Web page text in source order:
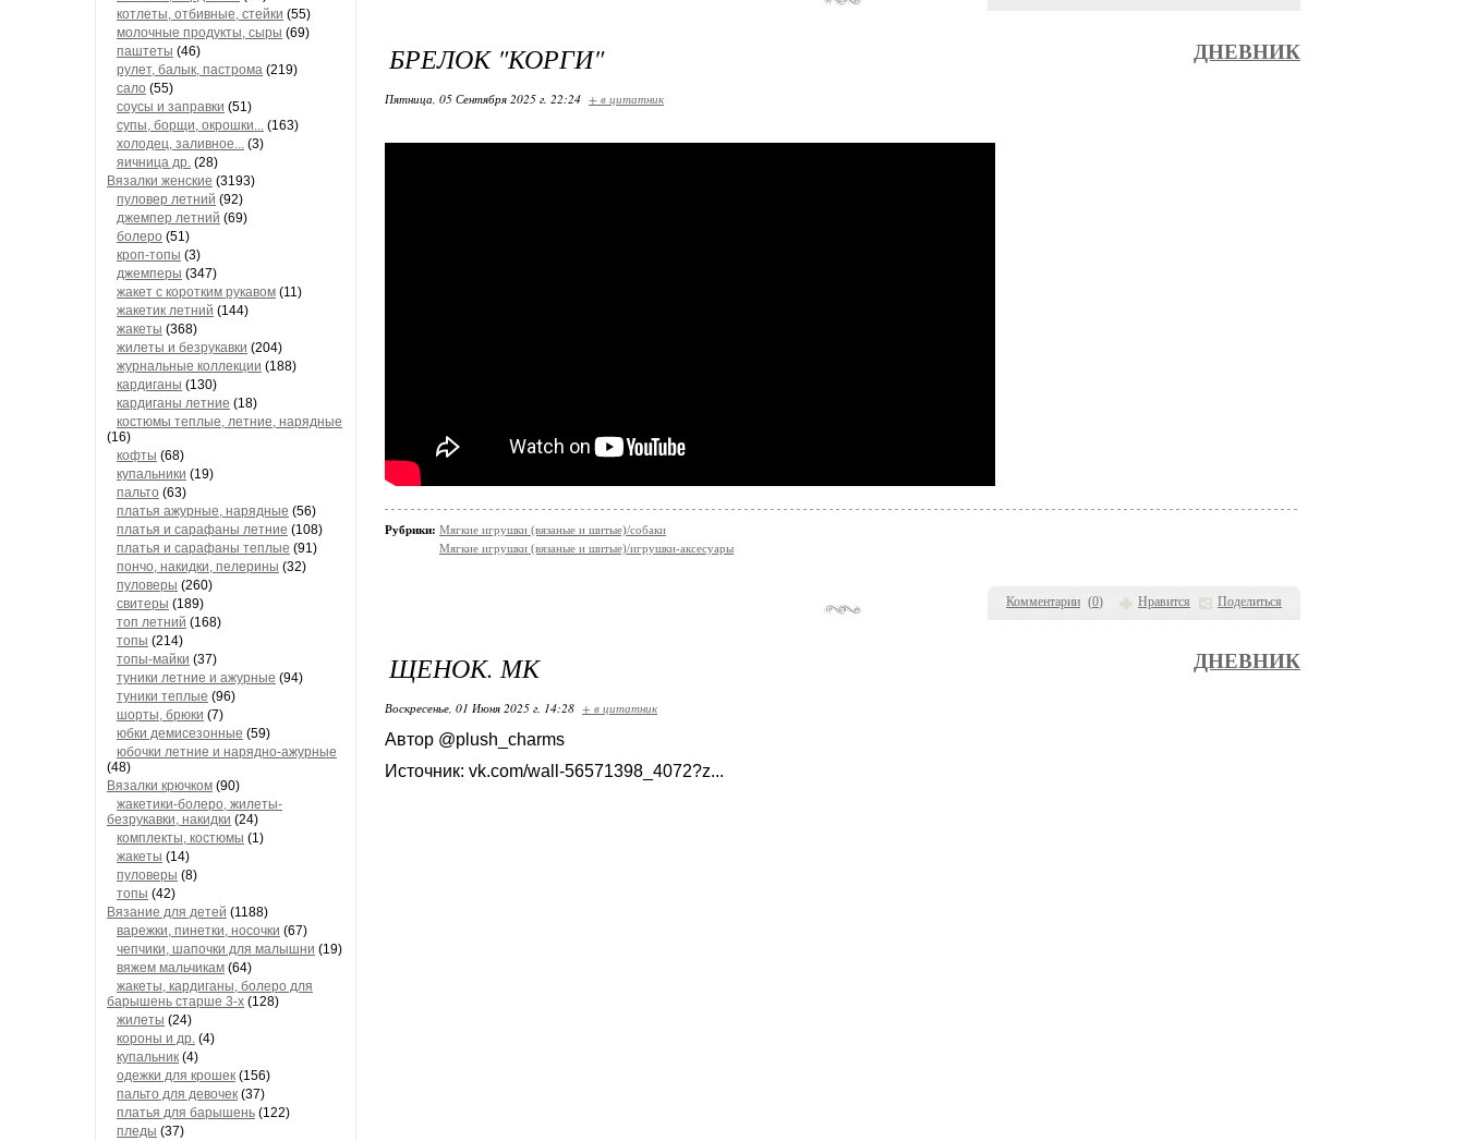
котлеты, отбивные, стейки (55)
молочные продукты, сыры (69)
паштеты (46)
рулет, балык, пастрома (219)
сало (55)
соусы и заправки (51)
супы, борщи, окрошки... (163)
холодец, заливное... (3)
яичница др. (28)
Вязалки женские (3193)
пуловер летний (92)
джемпер летний (69)
болеро (51)
кроп-топы (3)
джемперы (347)
жакет с коротким рукавом (11)
жакетик летний (144)
жакеты (368)
жилеты и безрукавки (204)
журнальные коллекции (188)
кардиганы (130)
кардиганы летние (18)
костюмы теплые, летние, нарядные
(16)
кофты (68)
купальники (19)
пальто (63)
платья ажурные, нарядные (56)
платья и сарафаны летние (108)
платья и сарафаны теплые (91)
пончо, накидки, пелерины (32)
пуловеры (260)
свитеры (189)
топ летний (168)
топы (214)
топы-майки (37)
туники летние и ажурные (94)
туники теплые (96)
шорты, брюки (7)
юбки демисезонные (59)
юбочки летние и нарядно-ажурные
(48)
Вязалки крючком (90)
жакетики-болеро, жилеты-
безрукавки, накидки (24)
комплекты, костюмы (1)
жакеты (14)
пуловеры (8)
топы (42)
Вязание для детей (1188)
варежки, пинетки, носочки (67)
чепчики, шапочки для малышни (19)
вяжем мальчикам (64)
жакеты, кардиганы, болеро для
барышень старше 3-х (128)
жилеты (24)
короны и др. (4)
купальник (4)
одежки для крошек (156)
пальто для девочек (37)
платья для барышень (122)
пледы (37)
Комментарии (0) Нравится Поделиться
БРЕЛОК "КОРГИ" ДНЕВНИК
Пятница, 05 Сентября 2025 г. 22:24 + в цитатник
Рубрики: Мягкие игрушки (вязаные и шитые)/собаки
Мягкие игрушки (вязаные и шитые)/игрушки-аксесуары
ЩЕНОК. МК ДНЕВНИК
Воскресенье, 01 Июня 2025 г. 14:28 + в цитатник
Автор @plush_charms
Источник: vk.com/wall-56571398_4072?z...